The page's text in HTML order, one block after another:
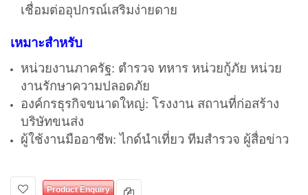
เชื่อมต่ออุปกรณ์เสริมง่ายดาย
เหมาะสำหรับ
หน่วยงานภาครัฐ: ตำรวจ ทหาร หน่วยกู้ภัย หน่วย
งานรักษาความปลอดภัย
องค์กรธุรกิจขนาดใหญ่: โรงงาน สถานที่ก่อสร้าง
บริษัทขนส่ง
ผู้ใช้งานมืออาชีพ: ไกด์นำเที่ยว ทีมสำรวจ ผู้สื่อข่าว
Product Enquiry